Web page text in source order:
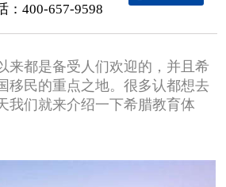
： 400-657-9598
都是备受人们欢迎的，并且希
移民的重点之地。很多认都想去
我们就来介绍一下希腊教育体